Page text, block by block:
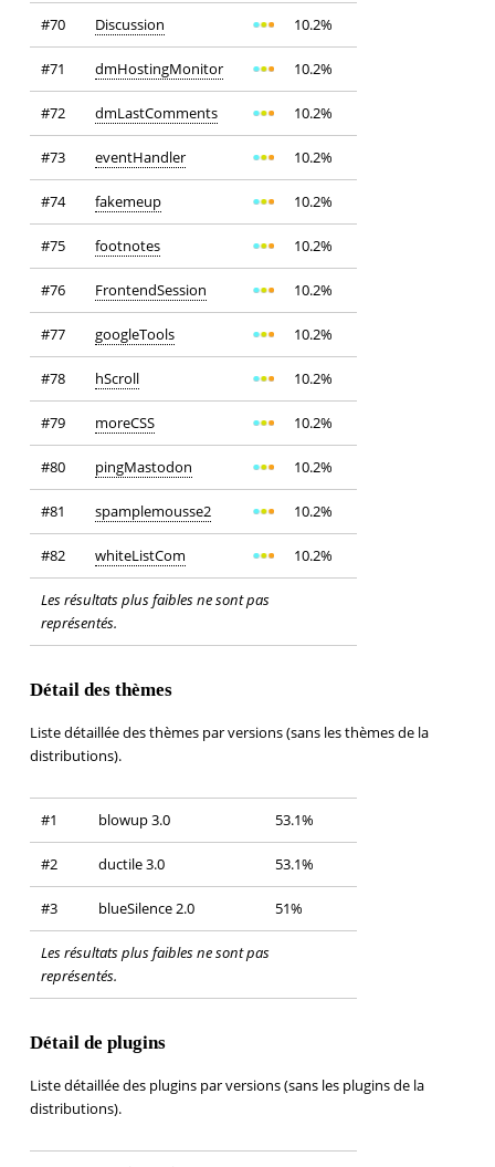
#70 Discussion 10.2%
#71 dmHostingMonitor 10.2%
#72 dmLastComments 10.2%
#73 eventHandler 10.2%
#74 fakemeup 10.2%
#75 footnotes 10.2%
#76 FrontendSession 10.2%
#77 googleTools 10.2%
#78 hScroll 10.2%
#79 moreCSS 10.2%
#80 pingMastodon 10.2%
#81 spamplemousse2 10.2%
#82 whiteListCom 10.2%
Les résultats plus faibles ne sont pas
représentés.
Détail des thèmes
Liste détaillée des thèmes par versions (sans les thèmes de la
distributions).
#1 blowup 3.0 53.1%
#2 ductile 3.0 53.1%
#3 blueSilence 2.0 51%
Les résultats plus faibles ne sont pas
représentés.
Détail de plugins
Liste détaillée des plugins par versions (sans les plugins de la
distributions).